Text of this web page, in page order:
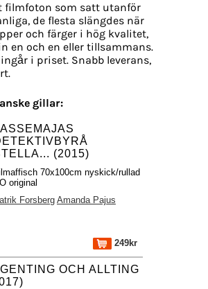
filmfoton som satt utanför
de flesta slängdes när
och färger i hög kvalitet,
en och en eller tillsammans.
i priset. Snabb leverans,
gillar:
(2015)
70x100cm nyskick/rullad
original
Forsberg Amanda Pajus
249kr
OCH ALLTING